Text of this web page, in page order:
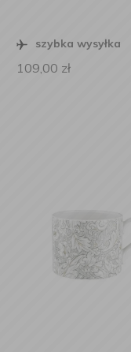
szybka wysyłka
109,00 zł